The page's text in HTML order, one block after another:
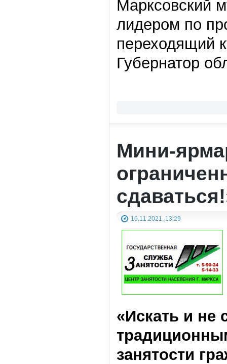
Марксовский
лидером по
переходящий
Губернатор
Мини-
16.11.2021, 13:29
«Искать и не
занятости